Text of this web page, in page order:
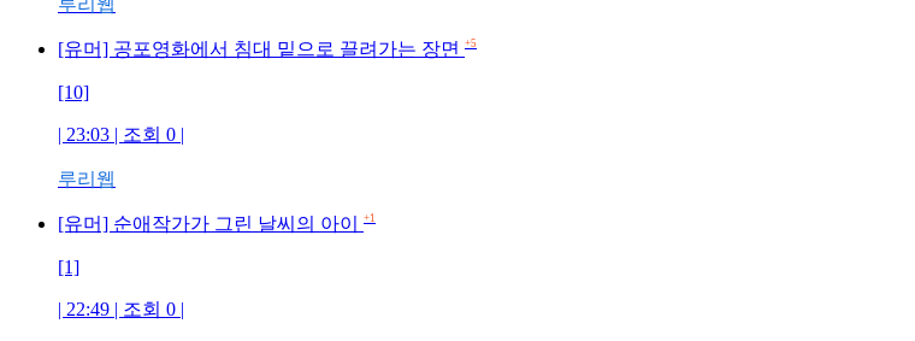
[유머] 공포영화에서 침대 밑으로 끌려가는 장면 +5
[10]
| 23:03 | 조회 0 |
루리웹
[유머] 순애작가가 그린 날씨의 아이 +1
[1]
| 22:49 | 조회 0 |